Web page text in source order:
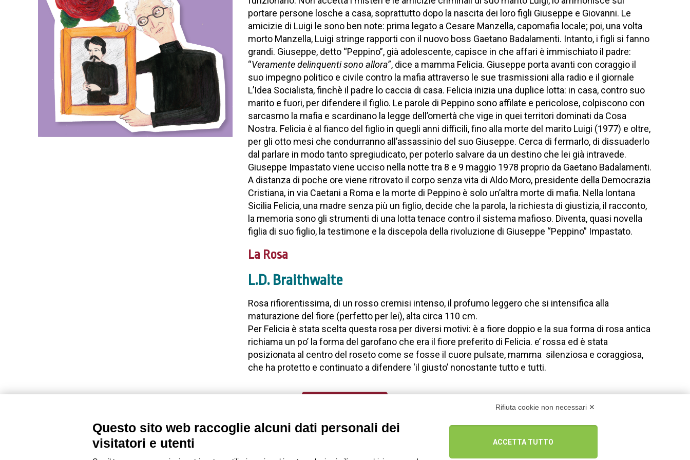
portare persone losche a casa, soprattutto dopo la nascita dei loro figli Giuseppe e Giovanni. Le
amicizie di Luigi le sono ben note: prima legato a Cesare Manzella, capomafia locale; poi, una volta
morto Manzella, Luigi stringe rapporti con il nuovo boss Gaetano Badalamenti. Intanto, i figli si fanno
grandi. Giuseppe, detto “Peppino”, già adolescente, capisce in che affari è immischiato il padre:
“Veramente delinquenti sono allora”, dice a mamma Felicia. Giuseppe porta avanti con coraggio il
suo impegno politico e civile contro la mafia attraverso le sue trasmissioni alla radio e il giornale
L’Idea Socialista, finchè il padre lo caccia di casa. Felicia inizia una duplice lotta: in casa, contro suo
marito e fuori, per difendere il figlio. Le parole di Peppino sono affilate e pericolose, colpiscono con
sarcasmo la mafia e scardinano la legge dell’omertà che vige in quei territori dominati da Cosa
Nostra. Felicia è al fianco del figlio in quegli anni difficili, fino alla morte del marito Luigi (1977) e oltre,
per gli otto mesi che condurranno all’assassinio del suo Giuseppe. Cerca di fermarlo, di dissuaderlo
dal parlare in modo tanto spregiudicato, per poterlo salvare da un destino che lei già intravede.
Giuseppe Impastato viene ucciso nella notte tra 8 e 9 maggio 1978 proprio da Gaetano Badalamenti.
A distanza di poche ore viene ritrovato il corpo senza vita di Aldo Moro, presidente della Democrazia
Cristiana, in via Caetani a Roma e la morte di Peppino è solo un’altra morte di mafia. Nella lontana
Sicilia Felicia, una madre senza più un figlio, decide che la parola, la richiesta di giustizia, il racconto,
la memoria sono gli strumenti di una lotta tenace contro il sistema mafioso. Diventa, quasi novella
figlia di suo figlio, la testimone e la discepola della rivoluzione di Giuseppe “Peppino” Impastato.
La Rosa
L.D. Braithwaite
Rosa rifiorentissima, di un rosso cremisi intenso, il profumo leggero che si intensifica alla
maturazione del fiore (perfetto per lei), alta circa 110 cm.
Per Felicia è stata scelta questa rosa per diversi motivi: è a fiore doppio e la sua forma di rosa antica
richiama un po’ la forma del garofano che era il fiore preferito di Felicia. e’ rossa ed è stata
posizionata al centro del roseto come se fosse il cuore pulsate, mamma silenziosa e coraggiosa,
che ha protetto e continuato a difendere ‘il giusto’ nonostante tutto e tutti.
Rifiuta cookie non necessari ✕
Questo sito web raccoglie alcuni dati personali dei
visitatori e utenti
ACCETTA TUTTO